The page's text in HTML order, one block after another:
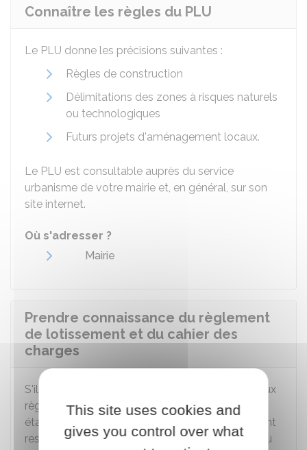
Connaître les règles du PLU
Le PLU donne les précisions suivantes :
Règles de construction
Délimitations des zones à risques naturels
ou technologiques
Futurs projets d'aménagement locaux.
Le PLU est consultable auprès du service
urbanisme de votre mairie et, en général, sur son
site internet.
Où s'adresser ?
Mairie
Prendre connaissance du règlement
de lotissement et du cahier des
charges
S'il est envisagé d'apporter des compléments aux
règles duPLU , unrèglement de lotissement
établi. Il donne les règles d'urbanisme que doivent
respecter les futures constructions à l'intérieur du
This site uses cookies and
gives you control over what